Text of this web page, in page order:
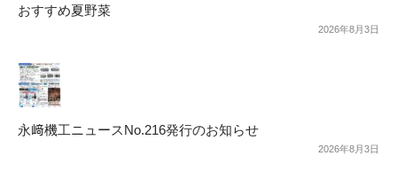
おすすめ夏野菜
2026年8月3日
永﨑機工ニュースNo.216発行のお知らせ
2026年8月3日